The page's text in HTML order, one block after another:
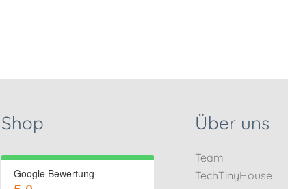
Shop
Google Bewertung
Über uns
Team
TechTinyHouse